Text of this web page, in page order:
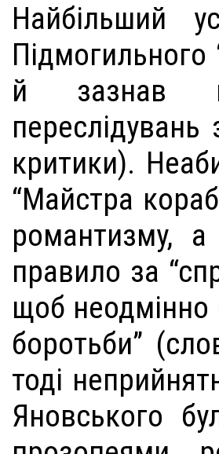
Найбільший
Підмогильного
й зазнав
критики).
“Майстра
романтизму,
правило за
щоб неодмінно
боротьби”
тоді
Яновського